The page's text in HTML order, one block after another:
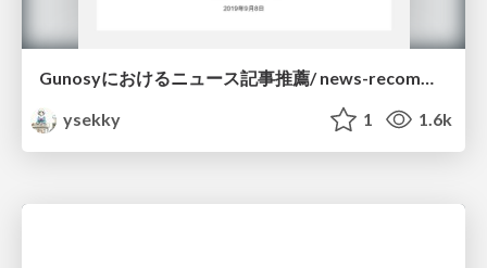
Gunosyにおけるニュース記事推薦/ news-recommendation-in-gunosy-webdbf2019
ysekky
1 1.6k